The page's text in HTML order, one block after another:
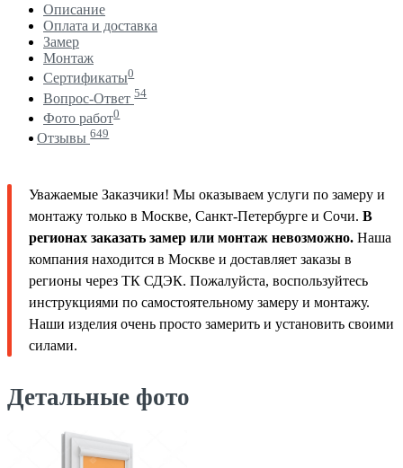
Описание
Оплата и доставка
Замер
Монтаж
Сертификаты0
Вопрос-Ответ 54
Фото работ0
Отзывы 649
Уважаемые Заказчики! Мы оказываем услуги по замеру и
монтажу только в Москве, Санкт-Петербурге и Сочи. В
регионах заказать замер или монтаж невозможно. Наша
компания находится в Москве и доставляет заказы в
регионы через ТК СДЭК. Пожалуйста, воспользуйтесь
инструкциями по самостоятельному замеру и монтажу.
Наши изделия очень просто замерить и установить своими
силами.
Детальные фото